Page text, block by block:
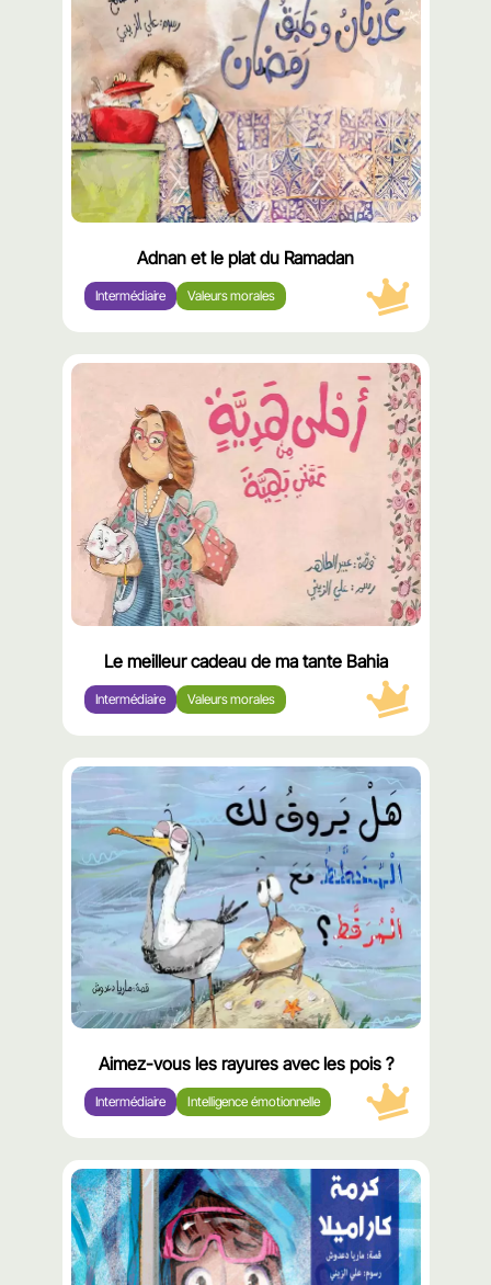
Adnan et le plat du Ramadan
Intermédiaire Valeurs morales
محتوى
Le meilleur cadeau de ma tante Bahia
Intermédiaire Valeurs morales
محتوى
Aimez-vous les rayures avec les pois ?
Intermédiaire Intelligence émotionnelle
محتوى
مميّز